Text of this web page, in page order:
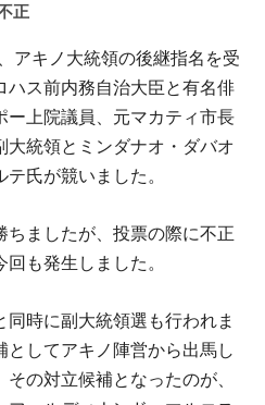
正
アキノ大統領の後継指名を受
ハス前内務自治大臣と有名俳
ー上院議員、元マカティ市長
統領とミンダナオ・ダバオ
氏が競いました。
ましたが、投票の際に不正
も発生しました。
時に副大統領選も行われま
してアキノ陣営から出馬し
の対立候補となったのが、